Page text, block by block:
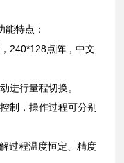
能特点：
240*128点阵，中文
进行量程切换。
制，操作过程可分别
过程温度恒定、精度